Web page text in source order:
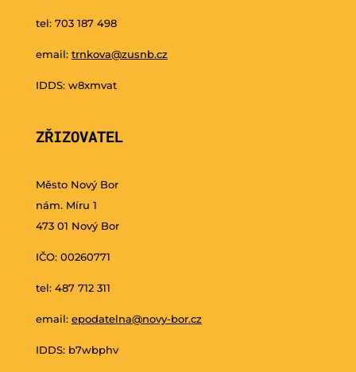
tel: 703 187 498
email: trnkova@zusnb.cz
IDDS: w8xmvat
ZŘIZOVATEL
Město Nový Bor
nám. Míru 1
473 01 Nový Bor
IČO: 00260771
tel: 487 712 311
email: epodatelna@novy-bor.cz
IDDS: b7wbphv